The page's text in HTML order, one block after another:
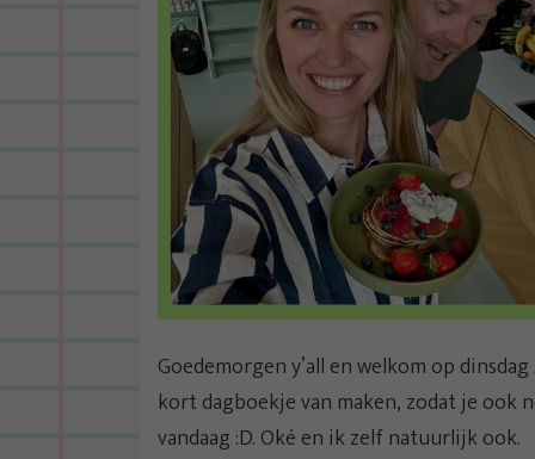
Goedemorgen y’all en welkom op
kort dagboekje van maken, zodat je
vandaag :D. Oké en ik zelf natuurlijk ook.